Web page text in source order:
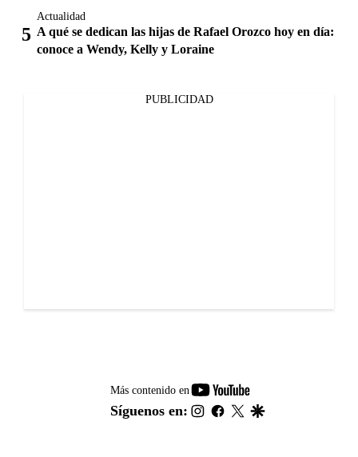
Actualidad
A qué se dedican las hijas de Rafael Orozco hoy en día:
conoce a Wendy, Kelly y Loraine
PUBLICIDAD
Más contenido en
youtube-
footer
Síguenos en: instagram
facebook
twitter